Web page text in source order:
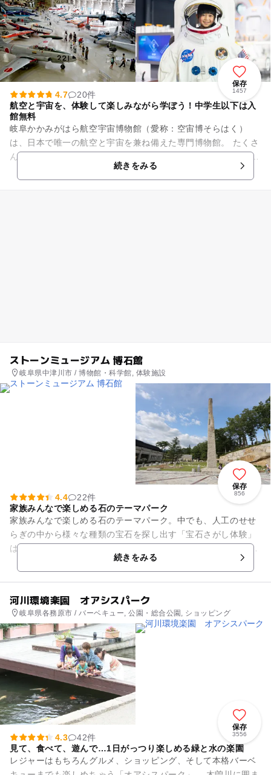
保存
1457
4.7
20件
航空と宇宙を、体験して楽しみながら学ぼう！中学生以下は入
館無料
岐阜かかみがはら航空宇宙博物館（愛称：空宙博そらはく）
は、日本で唯一の航空と宇宙を兼ね備えた専門博物館。 たくさ
んの飛行機やヘリコプターの実機が並ぶ展示は迫力満点！ アト
続きをみる
ストーンミュージアム 博石館
岐阜県中津川市 / 博物館・科学館, 体験施設
保存
856
4.4
22件
家族みんなで楽しめる石のテーマパーク
家族みんなで楽しめる石のテーマパーク。中でも、人工のせせ
らぎの中から様々な種類の宝石を探し出す「宝石さがし体験」
は、人気No.1の体験です。採取した宝石は、アクセサリーやス
トラップに加工すること...続きをみる
河川環境楽園 オアシスパーク
岐阜県各務原市 / バーベキュー, 公園・総合公園, ショッピング
保存
3556
4.3
42件
見て、食べて、遊んで…1日がっつり楽しめる緑と水の楽園
レジャーはもちろんグルメ、ショッピング、そして本格バーベ